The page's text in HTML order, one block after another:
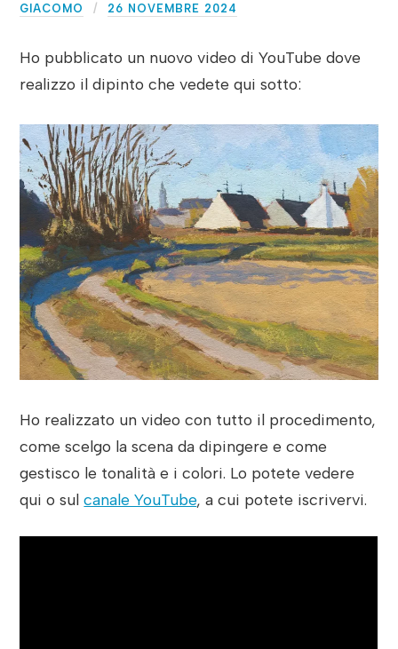
GIACOMO 26 NOVEMBRE 2024
Ho pubblicato un nuovo video di YouTube dove
realizzo il dipinto che vedete qui sotto:
Ho realizzato un video con tutto il procedimento,
come scelgo la scena da dipingere e come
gestisco le tonalità e i colori. Lo potete vedere
qui o sulcanale YouTube, a cui potete iscrivervi.